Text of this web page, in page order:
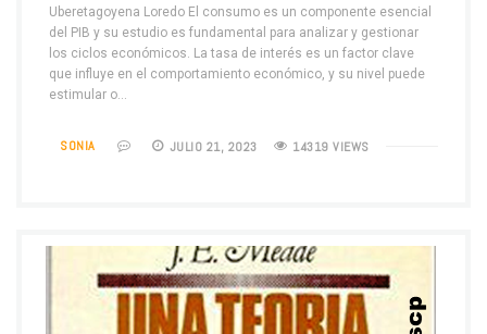
Uberetagoyena Loredo El consumo es un componente esencial
del PIB y su estudio es fundamental para analizar y gestionar
los ciclos económicos. La tasa de interés es un factor clave
que influye en el comportamiento económico, y su nivel puede
estimular o…
SONIA JULIO 21, 2023 14319 VIEWS